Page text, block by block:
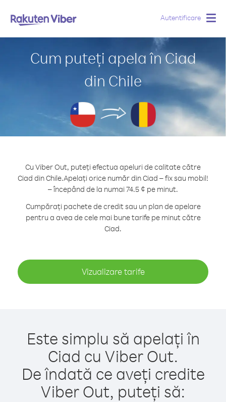
Autentificare
Cum puteți apela în Ciad
din Chile
Cu Viber Out, puteți efectua apeluri de calitate către
Ciad din Chile.Apelați orice număr din Ciad – fix sau mobil!
– începând de la numai 74.5 ¢ pe minut.
Cumpărați pachete de credit sau un plan de apelare
pentru a avea de cele mai bune tarife pe minut către
Ciad.
Vizualizare tarife
Este simplu să apelați în
Ciad cu Viber Out.
De îndată ce aveți credite
Viber Out, puteți să: